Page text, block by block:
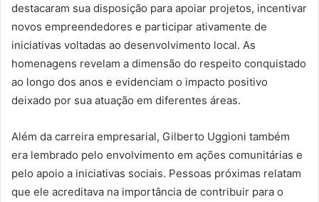
destacaram sua disposição para apoiar projetos, incentivar
novos empreendedores e participar ativamente de
iniciativas voltadas ao desenvolvimento local. As
homenagens revelam a dimensão do respeito conquistado
ao longo dos anos e evidenciam o impacto positivo
deixado por sua atuação em diferentes áreas.
Além da carreira empresarial, Gilberto Uggioni também
era lembrado pelo envolvimento em ações comunitárias e
pelo apoio a iniciativas sociais. Pessoas próximas relatam
que ele acreditava na importância de contribuir para o